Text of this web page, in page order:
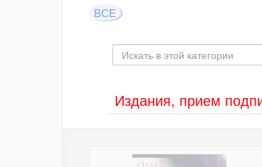
ВСЕ
Издания, прием